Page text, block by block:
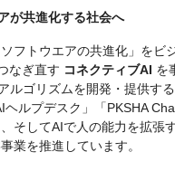
が共進化する社会へ
フトウエアの共進化」をビ
なぎ直す コネクティブAI を
ルゴリズムを開発・提供する
ヘルプデスク」「PKSHA
、そしてAIで人の能力を拡張
業を推進しています。